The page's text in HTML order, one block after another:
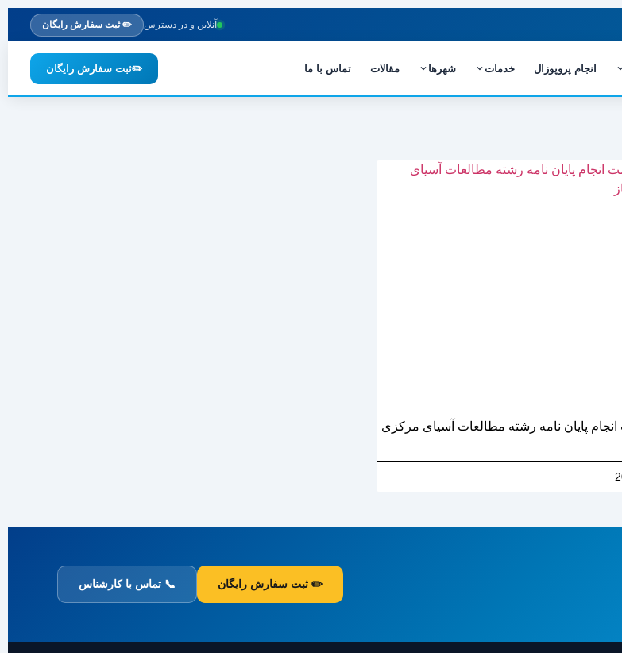
آنلاین و در دسترس ✏️ ثبت سفارش رایگان
انجام پروپوزال خدمات شهرها مقالات تماس با ما ✏️ثبت سفارش رایگان
پایان نامه رشته مطالعات آسیای مرکزی
✏️ ثبت سفارش رایگان 📞 تماس با کارشناس